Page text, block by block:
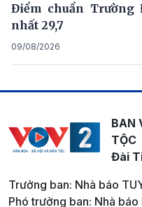
Điểm chuẩn Trường
nhất 29,7
09/08/2026
BAN
TỘC
Đài
Trưởng ban: Nhà báo
Phó trưởng ban: Nhà